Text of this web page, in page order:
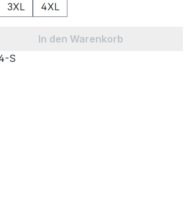
3XL 4XL
den gewünschten Wert
In den Warenkorb
S